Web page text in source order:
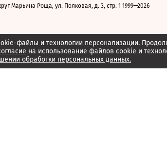
файлы и технологии персонализации.
на использование файлов cookie и
обработки персональных данных.
Марьина Роща, ул. Полковая, д. 3, стр. 1 1999—2026